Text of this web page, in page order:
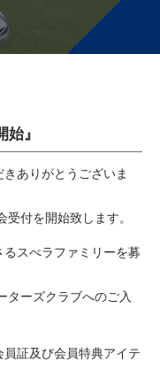
』
ありがとうございま
付を開始致します。
スぺラファミリーを募
ターズクラブへのご入
証及び会員特典アイテ